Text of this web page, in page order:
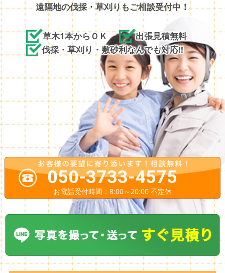
遠隔地の伐採・草刈りもご相談受付中！
草木1本からＯＫ
出張見積無料
伐採・草刈り・敷砂利なんでも対応!!
050-3733-4575
お電話受付時間：8:00～20:00 不定休